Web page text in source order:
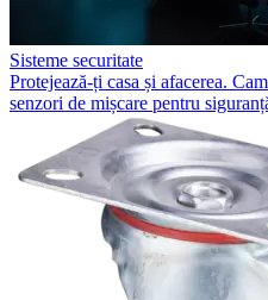
Sisteme securitate
Protejează-ți casa și afacerea.
senzori de mișcare pentru